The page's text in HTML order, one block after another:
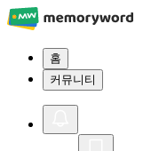
홈
커뮤니티